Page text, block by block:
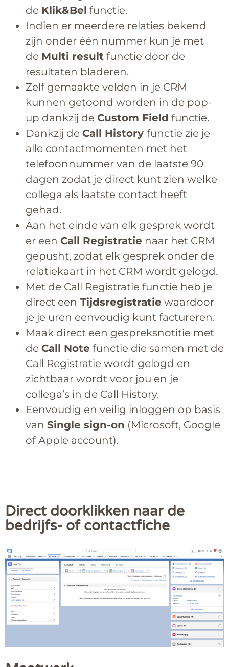
de Klik&Bel functie.
Indien er meerdere relaties bekend
zijn onder één nummer kun je met
de Multi result functie door de
resultaten bladeren.
Zelf gemaakte velden in je CRM
kunnen getoond worden in de pop-
up dankzij de Custom Field functie.
Dankzij de Call History functie zie je
alle contactmomenten met het
telefoonnummer van de laatste 90
dagen zodat je direct kunt zien welke
collega als laatste contact heeft
gehad.
Aan het einde van elk gesprek wordt
er een Call Registratie naar het CRM
gepusht, zodat elk gesprek onder de
relatiekaart in het CRM wordt gelogd.
Met de Call Registratie functie heb je
direct een Tijdsregistratie waardoor
je je uren eenvoudig kunt factureren.
Maak direct een gespreksnotitie met
de Call Note functie die samen met de
Call Registratie wordt gelogd en
zichtbaar wordt voor jou en je
collega’s in de Call History.
Eenvoudig en veilig inloggen op basis
van Single sign-on (Microsoft, Google
of Apple account).
Direct doorklikken naar de
bedrijfs- of contactfiche